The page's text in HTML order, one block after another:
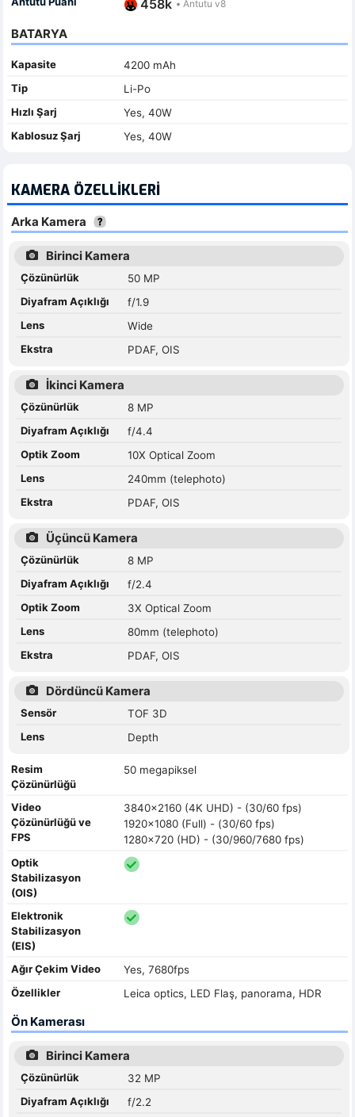
458k • Antutu v8
BATARYA
Kapasite
4200 mAh
Tip
Li-Po
Hızlı Şarj
Yes, 40W
Kablosuz Şarj
Yes, 40W
KAMERA ÖZELLIKLERI
Arka Kamera
Birinci Kamera
Çözünürlük
50 MP
Diyafram Açıklığı
f/1.9
Lens
Wide
Ekstra
PDAF, OIS
İkinci Kamera
Çözünürlük
8 MP
Diyafram Açıklığı
f/4.4
Optik Zoom
10X Optical Zoom
Lens
240mm (telephoto)
Ekstra
PDAF, OIS
Üçüncü Kamera
Çözünürlük
8 MP
Diyafram Açıklığı
f/2.4
Optik Zoom
3X Optical Zoom
Lens
80mm (telephoto)
Ekstra
PDAF, OIS
Dördüncü Kamera
Sensör
TOF 3D
Lens
Depth
Resim
Çözünürlüğü
50 megapiksel
Video
Çözünürlüğü ve
FPS
3840x2160 (4K UHD) - (30/60 fps)
1920x1080 (Full) - (30/60 fps)
1280x720 (HD) - (30/960/7680 fps)
Optik
Stabilizasyon
(OIS)
Elektronik
Stabilizasyon
(EIS)
Ağır Çekim Video
Yes, 7680fps
Özellikler
Leica optics, LED Flaş, panorama, HDR
Ön Kamerası
Birinci Kamera
Çözünürlük
32 MP
Diyafram Açıklığı
f/2.2